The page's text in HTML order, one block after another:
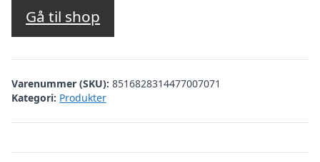
Gå til shop
Varenummer (SKU): 8516828314477007071
Kategori: Produkter